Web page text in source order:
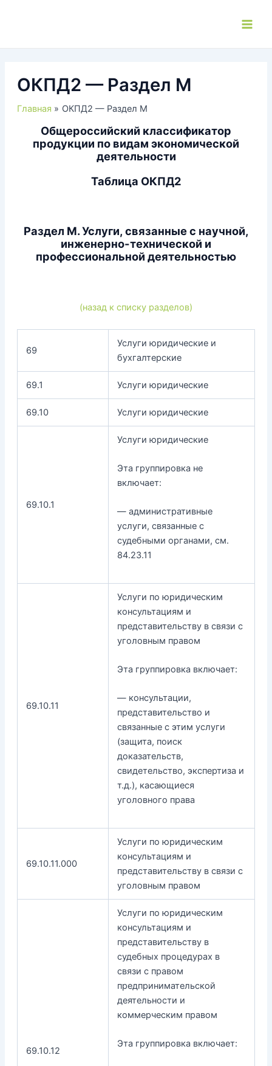
ОКПД2 — Раздел M
Главная ОКПД2 — Раздел M
Общероссийский классификатор
продукции по видам экономической
деятельности
Таблица ОКПД2
Раздел M. Услуги, связанные с научной,
инженерно-технической и
профессиональной деятельностью
(назад к списку разделов)
69
Услуги юридические и
бухгалтерские
69.1 Услуги юридические
69.10 Услуги юридические
69.10.1
Услуги юридические
Эта группировка не
включает:
— административные
услуги, связанные с
судебными органами, см.
84.23.11
69.10.11
Услуги по юридическим
консультациям и
представительству в связи с
уголовным правом
Эта группировка включает:
— консультации,
представительство и
связанные с этим услуги
(защита, поиск
доказательств,
свидетельство, экспертиза и
т.д.), касающиеся
уголовного права
69.10.11.000
Услуги по юридическим
консультациям и
представительству в связи с
уголовным правом
69.10.12
Услуги по юридическим
консультациям и
представительству в
судебных процедурах в
связи с правом
предпринимательской
деятельности и
коммерческим правом
Эта группировка включает: